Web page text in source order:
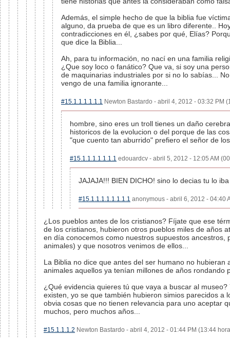
Además, el simple hecho de que la biblia fue
alguno, da prueba de que es un libro diferente..
contradicciones en él, ¿sabes por qué, Elías?
que dice la Biblia...
Ah, para tu información, no nací en una familia
¿Que soy loco o fanático? Que va, si soy una
de maquinarias industriales por si no lo sabías...
vengo de una familia ignorante...
#15.1.1.1.1.1.1 Newton Bastardo - abril 4, 2012 - 03:32 PM
hombre, sino eres un troll tienes un daño
historicos de la evolucion o del porque de las
"que cuento tan aburrido" prefiero el señor de
#15.1.1.1.1.1.1.1 edouardcv - abril 5, 2012 - 12:05 AM
JAJAJA!!! BIEN DICHO! sino lo decias tu lo
#15.1.1.1.1.1.1.1.1 anonymous - abril 6, 2012 - 04:40
¿Los pueblos antes de los cristianos? Fíjate que ese
de los cristianos, hubieron otros pueblos miles de años
en día conocemos como nuestros supuestos
animales) y que nosotros venimos de ellos...
La Biblia no dice que antes del ser humano no
animales aquellos ya tenían millones de años
¿Qué evidencia quieres tú que vaya a buscar al
existen, yo se que también hubieron simios parecidos a
obvia cosas que no tienen relevancia para uno aceptar
muchos, pero muchos años...
#15.1.1.1.2 Newton Bastardo - abril 4, 2012 - 01:44 PM (13:44